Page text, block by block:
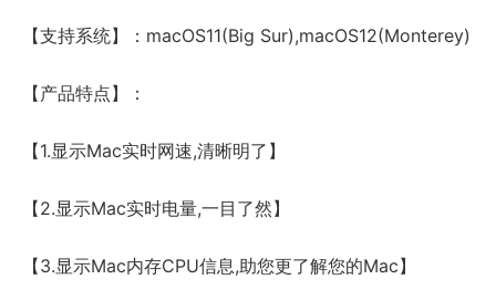
【支持系统】：macOS11(Big Sur),macOS12(Monterey)
【产品特点】：
【1.显示Mac实时网速,清晰明了】
【2.显示Mac实时电量,一目了然】
【3.显示Mac内存CPU信息,助您更了解您的Mac】